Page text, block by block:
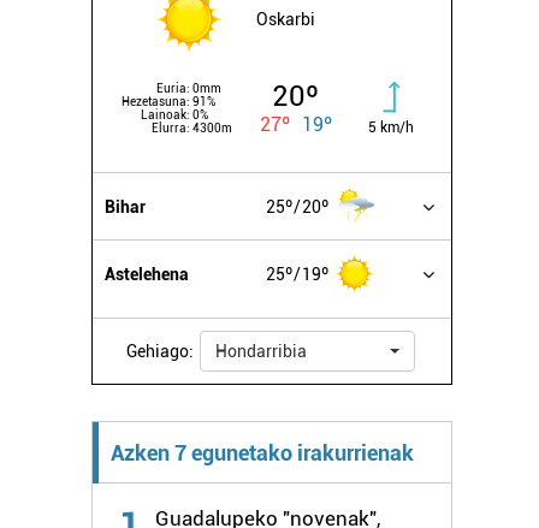
Oskarbi
Euria: 0mm
Hezetasuna: 91%
Lainoak: 0%
Elurra: 4300m
20º
27º 19º 5 km/h
Bihar 25º 20º
Astelehena 25º 19º
Gehiago: Hondarribia
Azken 7 egunetako irakurrienak
Guadalupeko "novenak",